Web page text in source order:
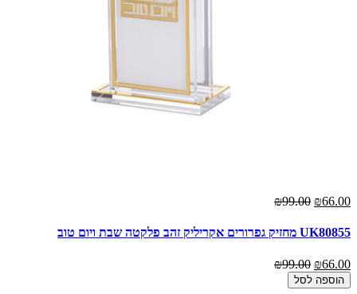
₪66.00
₪99.00
UK80855 מחזיק גפרורים אקריליק זהב פלקטה שבת ויום טוב
₪66.00
₪99.00
הוספה לסל